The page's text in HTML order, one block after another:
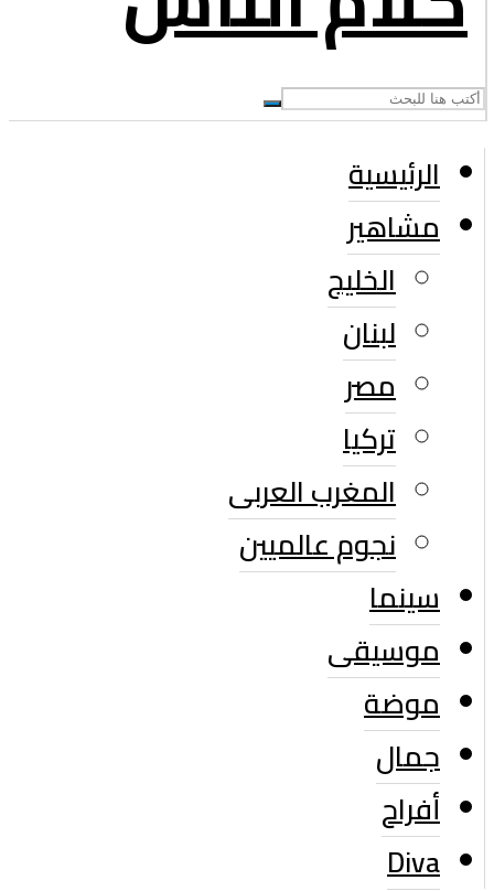
الرئيسية
مشاهير
الخليج
لبنان
مصر
تركيا
المغرب العربى
نجوم عالميين
سينما
موسيقى
موضة
جمال
أفراح
Diva